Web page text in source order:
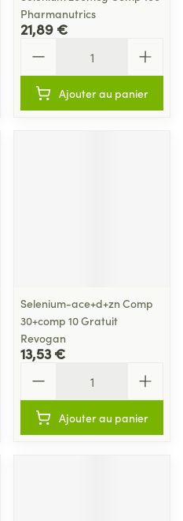
Pharmanutrics
21,89 €
Ajouter au panier
Selenium-ace+d+zn Comp
30+comp 10 Gratuit
Revogan
13,53 €
Ajouter au panier